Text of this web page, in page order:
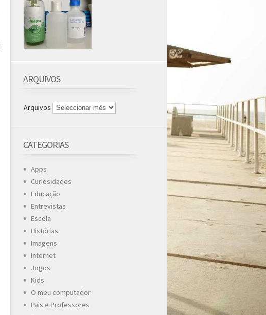
ARQUIVOS
Arquivos
CATEGORIAS
Apps
Curiosidades
Educação
Entrevistas
Escola
Histórias
Imagens
Internet
Jogos
Kids
O meu computador
Pais e Professores